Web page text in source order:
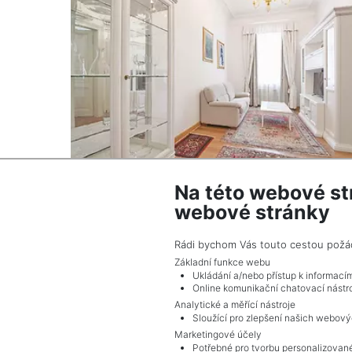
Apartment to rent / 3+kt (2 bedrooms) / 77 m
Praha 1 - Nové Město
1,700 EUR (month) Price + 500 Euro fixed
common charges incl. energies + 50 Euro
Na této webové
webové stránky
Rádi bychom Vás touto cestou
Základní funkce webu
Ukládání a/nebo přístup k
Online komunikační chatovací
Analytické a měřící nástroje
Sloužící pro zlepšení našich
Marketingové účely
Potřebné pro tvorbu